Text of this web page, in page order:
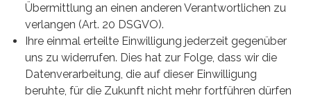
Übermittlung an einen anderen Verantwortlichen zu
verlangen (Art. 20 DSGVO).
Ihre einmal erteilte Einwilligung jederzeit gegenüber
uns zu widerrufen. Dies hat zur Folge, dass wir die
Datenverarbeitung, die auf dieser Einwilligung
beruhte, für die Zukunft nicht mehr fortführen dürfen